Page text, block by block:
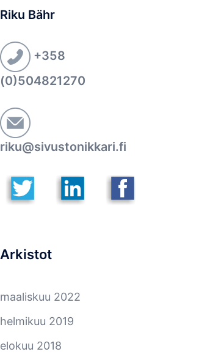
Riku Bähr
+358
(0)504821270
riku@sivustonikkari.fi
Arkistot
maaliskuu 2022
helmikuu 2019
elokuu 2018